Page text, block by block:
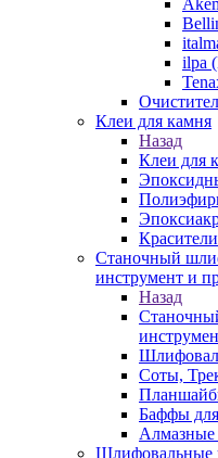
ilpa
Клеи для камня
Назад
Клеи для
Станочный
инструмент и
Назад
Соты,
Баффы
Шлифовальные